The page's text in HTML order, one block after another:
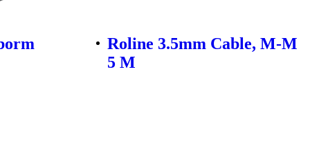
Roline 3.5mm Cable, M-M
5 M